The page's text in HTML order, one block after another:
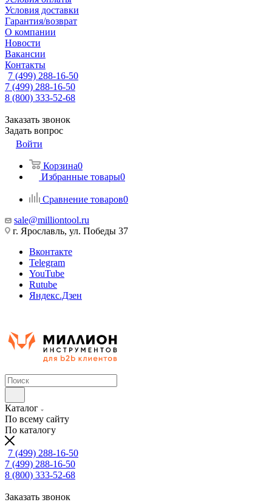
Условия доставки
Гарантия/возврат
О компании
Новости
Вакансии
Контакты
7 (499) 288-16-50
7 (499) 288-16-50
8 (800) 333-52-68
Заказать звонок
Задать вопрос
Войти
Корзина0
Избранные товары0
Сравнение товаров0
sale@milliontool.ru
г. Ярославль, ул. Победы 37
Вконтакте
Telegram
YouTube
Rutube
Яндекс.Дзен
Каталог
По всему сайту
По каталогу
7 (499) 288-16-50
7 (499) 288-16-50
8 (800) 333-52-68
Заказать звонок